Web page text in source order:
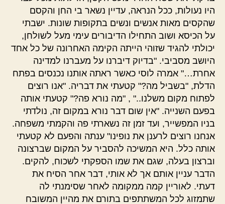
היו נעולות, ככל הנראה, עדיין נשאר בי החן והקסם
שהקסים מאות אנשים ונשים בתקופות שונות. ישבתי
על הכיסא ושוב התחילו הדיבורים עימי מעל לשולחן,
יכולתי להגיד שזוהי הייתה הקימה האחרונה של כל אחד
היושב מסביבי. "בדיוק דיברנו על מעברנו למדינה
אחרת…" אמרה לוסי כאשר ראתה אותנו נכנסים בפתח
הדלת, "בשביל מה?" קטעתי את דבריה. "אנו רוצים
לפתוח מקום משלנו.." , "מה נורא פה?" קטעתי אותה
בפעם השנייה. "אין שום דבר נורא במקום זה, נולדתי
בניו המפשייר, ועד זמן זה נשארתי פה והקמתי משפחה.
אנחנו רוצים לרענן את נופינו" ענתה והפעם לא קטעתי
אותה כלל. היא המשיכה להסביר על המקום שברצונה
וברצון בעלה, שגם את שמו הספקתי לשכוח, להקים.
הדבר עניין אותם אך לא אותי, דבר אחר הסיח את
דעתי. לאוריין קמה ממקומה לאחר שסימנתי לה
שתמזוג לכל המשתתפים בתורם את מהיין המשובח